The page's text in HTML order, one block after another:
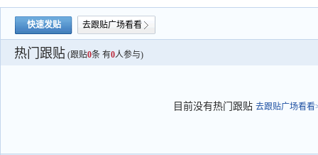
快速发贴 去跟贴广场看看
热门跟贴 (跟贴0条 有0人参与)
目前没有热门跟贴 去跟贴广场看看